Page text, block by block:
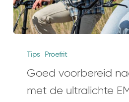
voorbereid
proefrit
Tips Proefrit
Goed voorbereid
met de ultralichte